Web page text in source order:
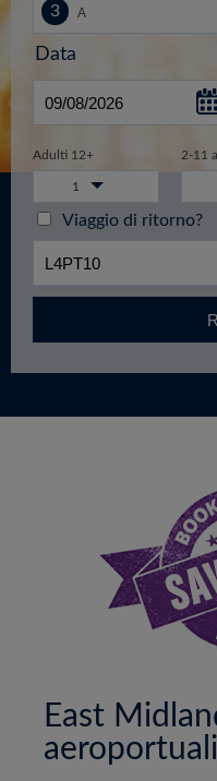
Data
Adulti 12+ 2-11
1
Viaggio di ritorno?
East
aeroportuali